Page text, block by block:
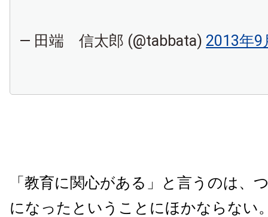
— 田端 信太郎 (@tabbata) 2013年9
「教育に関心がある」と言うのは、
になったということにほかならない